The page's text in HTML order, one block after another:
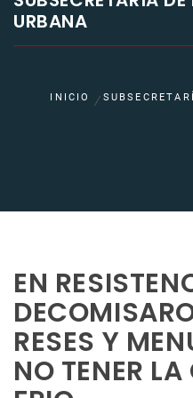
URBANA
INICIO
EN
RESES Y
NO TENER